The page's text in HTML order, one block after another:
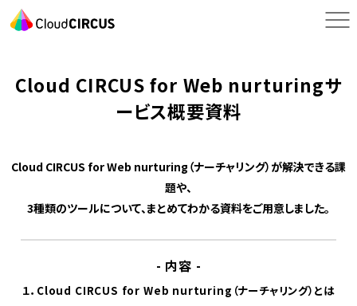
Cloud CIRCUS for Web nurturingサ
ービス概要資料
Cloud CIRCUS for Web nurturing（ナーチャリング）が解決できる課
題や、
3種類のツールについて、まとめてわかる資料をご用意しました。
- 内容 -
１． Cloud CIRCUS for Web nurturing（ナーチャリング）とは